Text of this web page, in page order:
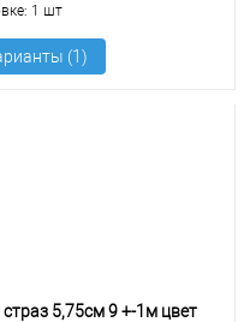
: 1 шт
5,75см 9 +-1м цвет